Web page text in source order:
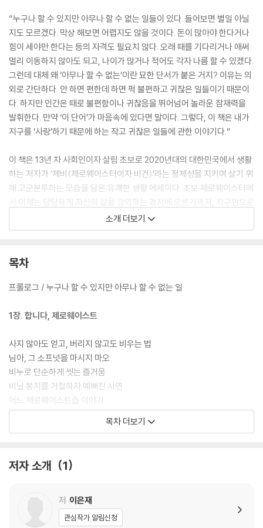
“누구나 할 수 있지만 아무나 할 수 없는 일들이 있다. 들어보면 별일 아닐
지도 모르겠다. 막상 해보면 어렵지도 않을 것이다. 돈이 많아야 한다거나
힘이 세야만 한다는 등의 자격도 필요치 않다. 오래 때를 기다리거나 애써
멀리 이동하지 않아도 되고, 나이가 많거나 적어도 각자 나름 할 수 있겠다.
그런데 대체 왜 ‘아무나 할 수 없는’이란 묘한 단서가 붙은 거지? 이유는 의
외로 간단하다. 안 하면 편한데 하면 퍽 불편하고 귀찮은 일들이기 때문이
다. 하지만 인간은 때로 불편함이나 귀찮음을 뛰어넘어 놀라운 잠재력을
발휘한다. 만약 ‘이 단어’가 마음속에 있다면 말이다. 그렇다, 이 책은 내가
지구를 ‘사랑’하기 때문에 하는 작고 귀찮은 일들에 관한 이야기다.“
이 책은 13년 차 사회인이자 살림 초보로 2020년대의 대한민국에서 생활
하는 저자가 ‘제비(제로웨이스터이자 비건)’라는 정체성을 지키며 살기 위
해 고군분투하는 모습을 담은 유쾌한 생활 에세이다. 초보 제로웨이스터에
서 이제는 당당하게 자신의 삶을 강의하는 경지에 오르기까지, 지구인으로
서 떳떳하게 이 땅에 살기 위해 흔들리며 조금씩 나아가는 성장기를 책에
담았다. 저자는 5년간의 제로웨이스트 실천과 1년간의 비건 지향 생활을
기 내 실천하지 못하고 망설이는 사람들에게 ‘할 수 있는 작은 것부터 시작
소개 더보기
목차
프롤로그 / 누구나 할 수 있지만 아무나 할 수 없는 일
1장. 합니다, 제로웨이스트
사지 않아도 얻고, 버리지 않고도 비우는 법
님아, 그 소프넛을 마시지 마오
비누로 단순하게 씻는 즐거움
비닐 봉지를 거절하자 예뻐진 사연
어느 제로웨이스트숍 이야기
그럼에도 불구하고 고갈되고 싶지 않아서
2장. 합니다, 비건
“고기 안 먹으면 뭐 먹고 살아?”라는 질문에 적절하게 대답하는 방법
고태기 끝에서 만난, 들깨 감자 미역국
목차 더보기
저자 소개 1
저 이은재
관심작가 알림신청